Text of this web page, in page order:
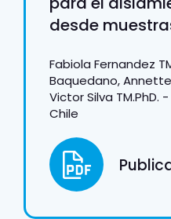
desde
Fabiola Fernandez
Baquedano,
Victor Silva TM.PhD.
Chile